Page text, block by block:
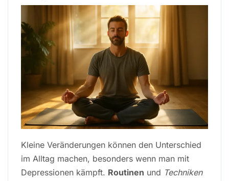
Kleine Veränderungen können den Unterschied
im Alltag machen, besonders wenn man mit
Depressionen kämpft. Routinen und Techniken